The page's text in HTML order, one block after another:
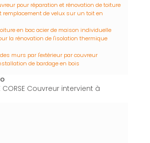
pour réparation et rénovation de toiture
remplacement de velux sur un toit en
en bac acier de maison individuelle
la rénovation de l'isolation thermique
murs par l'extérieur par couvreur
de bardage en bois
CORSE Couvreur intervient à